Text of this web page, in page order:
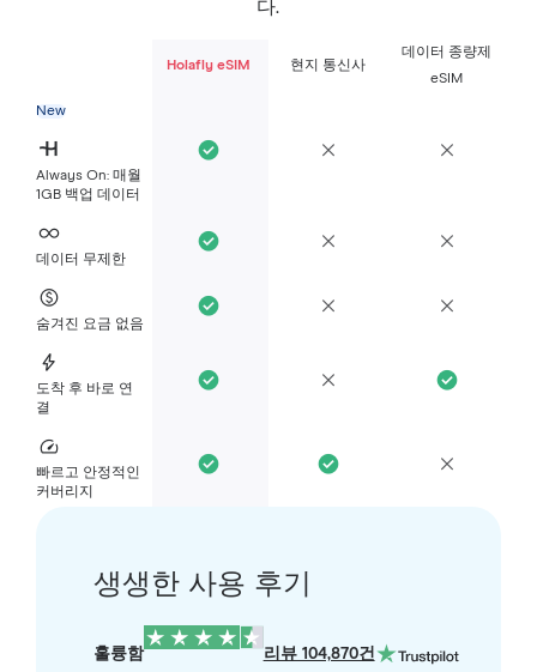
다.
Holafly eSIM 현지 통신사
데이터 종량제
eSIM
New
Always On: 매월
1GB 백업 데이터
데이터 무제한
숨겨진 요금 없음
도착 후 바로 연
결
빠르고 안정적인
커버리지
생생한 사용 후기
훌륭함 리뷰 104,870건